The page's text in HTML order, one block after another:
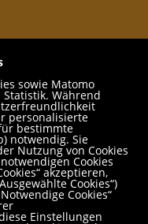
sowie Matomo
Während
personalisierte
bestimmte
notwendig. Sie
Nutzung von Cookies
Cookies
akzeptieren,
Cookies“)
Cookies“
Einstellungen